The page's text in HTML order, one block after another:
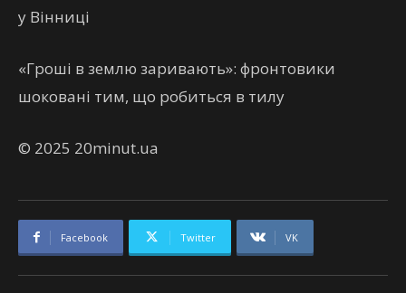
у Вінниці
«Гроші в землю заривають»: фронтовики
шоковані тим, що робиться в тилу
© 2025 20minut.ua
Facebook Twitter VK